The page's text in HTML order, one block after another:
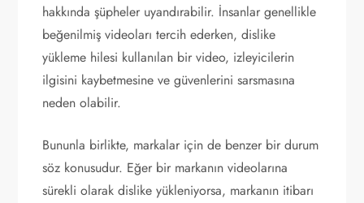
hakkında şüpheler uyandırabilir. İnsanlar genellikle
beğenilmiş videoları tercih ederken, dislike
yükleme hilesi kullanılan bir video, izleyicilerin
ilgisini kaybetmesine ve güvenlerini sarsmasına
neden olabilir.
Bununla birlikte, markalar için de benzer bir durum
söz konusudur. Eğer bir markanın videolarına
sürekli olarak dislike yükleniyorsa, markanın itibarı